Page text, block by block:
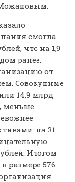
смогла
что на 1,9
ранее.
от
Совокупные
14,9 млрд
меньше
на 31
Итогом
размере 576